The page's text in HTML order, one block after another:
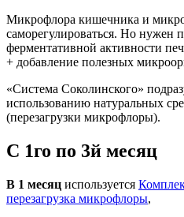
Микрофлора кишечника и
саморегулироваться. Но нужен
ферментативной активности
+ добавление полезных
«Система Соколинского»
использованию натуральных
(перезагрузки микрофлоры).
С 1го по 3й месяц
В 1 месяц используется
перезагрузка микрофлоры,